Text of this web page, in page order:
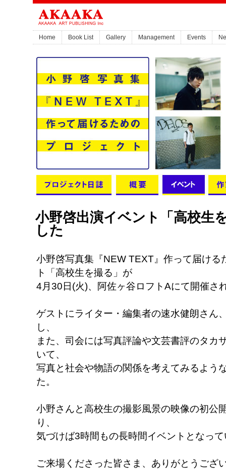
Home Book List Gallery Management Events
小野啓出演イベント「高校生
した
小野啓写真集『NEW TEXT』作って届ける
ト「高校生を撮る」が
4月30日(火)、阿佐ヶ谷ロフトAにて開催さ
ゲストにライター・編集者の速水健朗さん
し、
また、司会には写真評論や文芸書評のタカ
いて、
写真と社会や物語の関係を考えてみるよう
た。
小野さんと高校生の撮影風景の映像の初公
り、
気づけば3時間もの長時間イベントとなっ
ご来場くださった皆さま、ありがとうござ